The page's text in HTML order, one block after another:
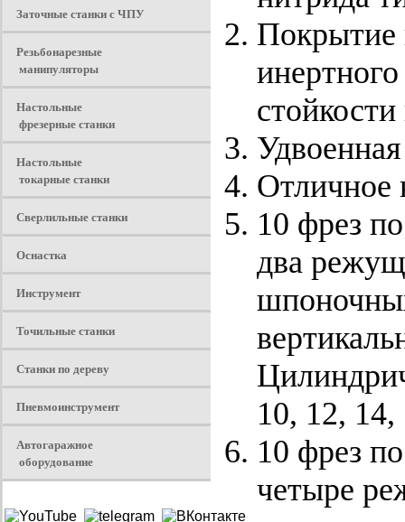
Заточные станки с ЧПУ
Резьбонарезные
манипуляторы
Настольные
фрезерные станки
Настольные
токарные станки
Сверлильные станки
Оснастка
Инструмент
Точильные станки
Станки по дереву
Пневмоинструмент
Автогаражное
оборудование
Покрытие
Отличное
10 фрез
два
10, 12,
10 фрез
четыре